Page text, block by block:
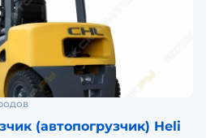
(автопогрузчик) Heli